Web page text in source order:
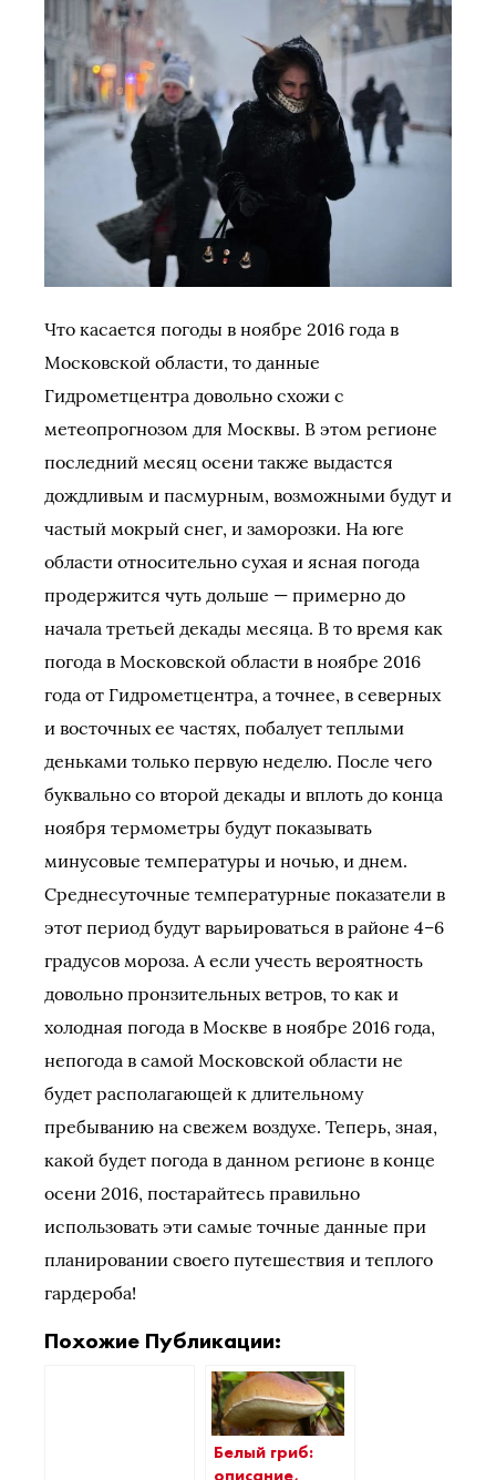
Что касается погоды в ноябре 2016 года в
Московской области, то данные
Гидрометцентра довольно схожи с
метеопрогнозом для Москвы. В этом регионе
последний месяц осени также выдастся
дождливым и пасмурным, возможными будут и
частый мокрый снег, и заморозки. На юге
области относительно сухая и ясная погода
продержится чуть дольше — примерно до
начала третьей декады месяца. В то время как
погода в Московской области в ноябре 2016
года от Гидрометцентра, а точнее, в северных
и восточных ее частях, побалует теплыми
деньками только первую неделю. После чего
буквально со второй декады и вплоть до конца
ноября термометры будут показывать
минусовые температуры и ночью, и днем.
Среднесуточные температурные показатели в
этот период будут варьироваться в районе 4–6
градусов мороза. А если учесть вероятность
довольно пронзительных ветров, то как и
холодная погода в Москве в ноябре 2016 года,
непогода в самой Московской области не
будет располагающей к длительному
пребыванию на свежем воздухе. Теперь, зная,
какой будет погода в данном регионе в конце
осени 2016, постарайтесь правильно
использовать эти самые точные данные при
планировании своего путешествия и теплого
гардероба!
Похожие Публикации:
Белый гриб:
описание,